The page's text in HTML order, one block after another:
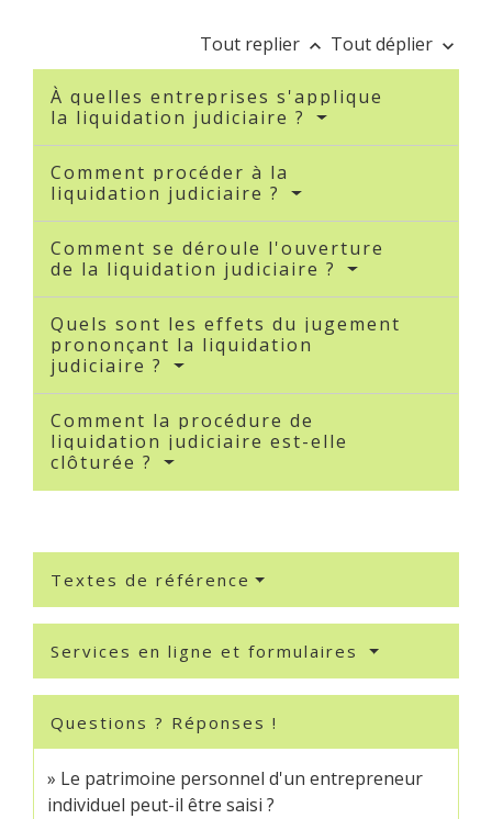
Tout replier keyboard_arrow_up Tout déplier keyboard_arrow_down
À quelles entreprises s'applique
la liquidation judiciaire ?
Comment procéder à la
liquidation judiciaire ?
Comment se déroule l'ouverture
de la liquidation judiciaire ?
Quels sont les effets du jugement
prononçant la liquidation
judiciaire ?
Comment la procédure de
liquidation judiciaire est-elle
clôturée ?
Textes de référence
Services en ligne et formulaires
Questions ? Réponses !
Le patrimoine personnel d'un entrepreneur
individuel peut-il être saisi ?